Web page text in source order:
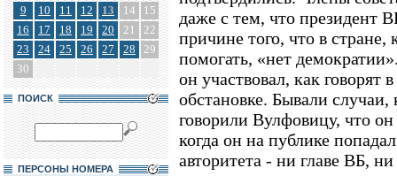
9
10 11 12 13 14
15
16
17 18 19 20 21
22
23
24 25 26 27 28
29
30
ПОИСК
ПЕРСОНЫ НОМЕРА
даже с тем, что президент
причине того, что в стране,
помогать, «нет
он участвовал, как говорят
обстановке. Бывали
говорили Вулфовицу, что
когда он на публике
авторитета - ни главе ВБ,